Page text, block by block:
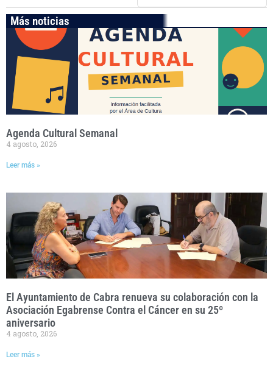
Más noticias
Agenda Cultural Semanal
4 agosto, 2026
Leer más »
El Ayuntamiento de Cabra renueva su colaboración con la
Asociación Egabrense Contra el Cáncer en su 25º
aniversario
4 agosto, 2026
Leer más »